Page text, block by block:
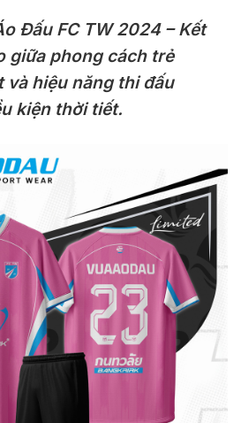
Đấu FC TW 2024 – Kết
giữa phong cách trẻ
và hiệu năng thi đấu
kiện thời tiết.